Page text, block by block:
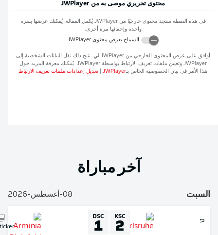
محتوى تحريري موصى به من JWPlayer
في هذه النقطة ستجد محتوى خارجيًا منJWPlayer يُكمل المقالة. يُمكنك عرضها بنقرة
واحدة وإخفائها مرة أخرى.
السماح بعرض محتوىJWPlayer
على عرض المحتوى الخارجي من JWPlayer لي. يتيح ذلك نقل البيانات الشخصية إلى
JWPlayer وتعيين ملفات تعريف الارتباط بواسطةJWPlayer . يُمكنك معرفة المزيد حول
الأمر في بيان الخصوصية الخاص بـJWPlayer
|تعديل إعدادات ملفات تعريف الارتباط
آخر مباراة
2
Liveticker